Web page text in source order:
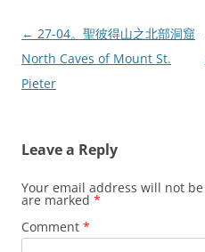
Post
navigation
← 27-04。聖彼得山之北部洞窟
North Caves of Mount St.
Pieter
Leave a Reply
Your email address will not
are marked *
Comment *